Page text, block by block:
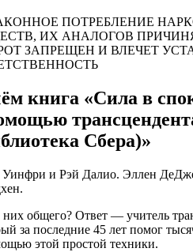
ПОТРЕБЛЕНИЕ
ИХ АНАЛОГОВ
ЗАПРЕЩЕН И ВЛЕЧЕТ
книга «Сила в
Сбера)»
и Рэй Далио. Эллен
них общего? Ответ — учитель
за последние 45 лет помог
этой простой техники.